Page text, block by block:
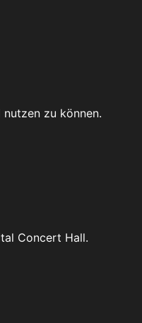
zu können.
Concert Hall.